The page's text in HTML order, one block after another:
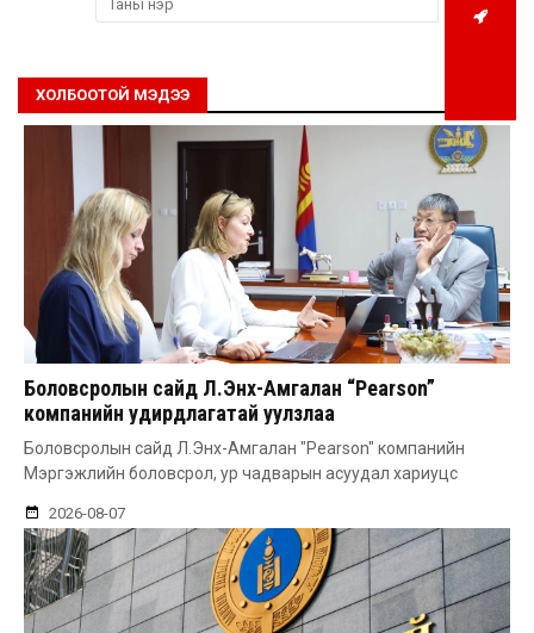
ХОЛБООТОЙ МЭДЭЭ
Боловсролын сайд Л.Энх-Амгалан “Pearson”
компанийн удирдлагатай уулзлаа
Боловсролын сайд Л.Энх-Амгалан "Pearson" компанийн
Мэргэжлийн боловсрол, ур чадварын асуудал хариуцс
2026-08-07